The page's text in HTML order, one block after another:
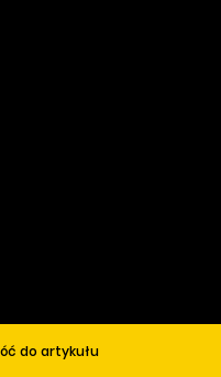
do artykułu